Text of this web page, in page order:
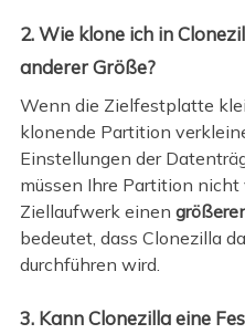
2. Wie klone ich in
anderer Größe?
Wenn die Zielfestplatte
klonende Partition
Einstellungen der
müssen Ihre Partition
Ziellaufwerk einen
bedeutet, dass Clonezilla
durchführen wird.
3. Kann Clonezilla eine